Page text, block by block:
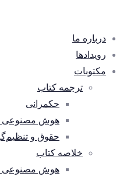
درباره ما
رویدادها
مکتوبات
ترجمه کتاب
حکمرانی
هوش مصنوعی
حقوق و
خلاصه کتاب
هوش مصنوعی